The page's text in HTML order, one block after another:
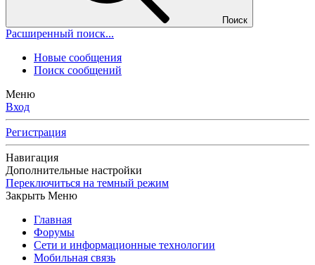
Поиск
Расширенный поиск...
Новые сообщения
Поиск сообщений
Меню
Вход
Регистрация
Навигация
Дополнительные настройки
Переключиться на темный режим
Закрыть Меню
Главная
Форумы
Сети и информационные технологии
Мобильная связь